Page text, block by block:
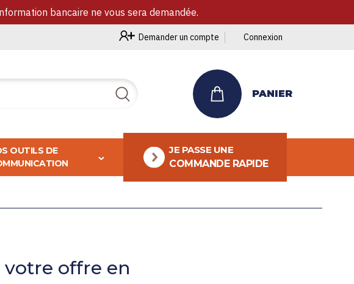
Demander un compte Connexion
bancaire ne vous sera demandée.
PANIER
OUTILS DE
JE PASSE UNE
COMMANDE RAPIDE
offre en